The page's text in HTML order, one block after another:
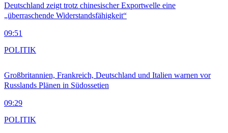
Deutschland zeigt trotz chinesischer Exportwelle eine
„überraschende Widerstandsfähigkeit“
09:51
Großbritannien, Frankreich, Deutschland und Italien warnen vor
Russlands Plänen in Südossetien
09:29
POLITIK
POLITIK